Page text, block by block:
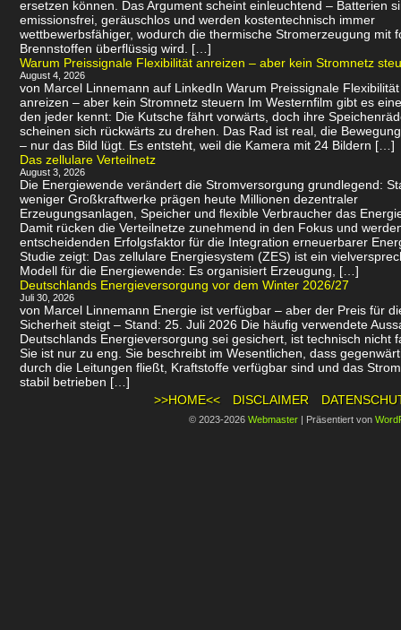
ersetzen können. Das Argument scheint einleuchtend – Batterien
emissionsfrei, geräuschlos und werden kostentechnisch immer
wettbewerbsfähiger, wodurch die thermische Stromerzeugung mit
Brennstoffen überflüssig wird. […]
Warum Preissignale Flexibilität anreizen – aber kein Stromnetz
August 4, 2026
von Marcel Linnemann auf LinkedIn Warum Preissignale Flexibilität
anreizen – aber kein Stromnetz steuern Im Westernfilm gibt es
den jeder kennt: Die Kutsche fährt vorwärts, doch ihre
scheinen sich rückwärts zu drehen. Das Rad ist real, die
– nur das Bild lügt. Es entsteht, weil die Kamera mit 24 Bildern […]
Das zellulare Verteilnetz
August 3, 2026
Die Energiewende verändert die Stromversorgung grundlegend:
weniger Großkraftwerke prägen heute Millionen dezentraler
Erzeugungsanlagen, Speicher und flexible Verbraucher das
Damit rücken die Verteilnetze zunehmend in den Fokus und
entscheidenden Erfolgsfaktor für die Integration erneuerbarer
Studie zeigt: Das zellulare Energiesystem (ZES) ist ein
Modell für die Energiewende: Es organisiert Erzeugung, […]
Deutschlands Energieversorgung vor dem Winter 2026/27
Juli 30, 2026
von Marcel Linnemann Energie ist verfügbar – aber der Preis für
Sicherheit steigt – Stand: 25. Juli 2026 Die häufig verwendete
Deutschlands Energieversorgung sei gesichert, ist technisch nicht
Sie ist nur zu eng. Sie beschreibt im Wesentlichen, dass
durch die Leitungen fließt, Kraftstoffe verfügbar sind und das
stabil betrieben […]
>>HOME<<
DISCLAIMER
© 2023-2026 Webmaster | Präsentiert von